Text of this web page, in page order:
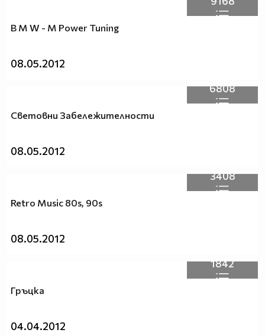
B M W - M Power Tuning
08.05.2012
6808
Световни Забележителности
08.05.2012
3408
Retro Music 80s, 90s
08.05.2012
1842
Гръцкa
04.04.2012